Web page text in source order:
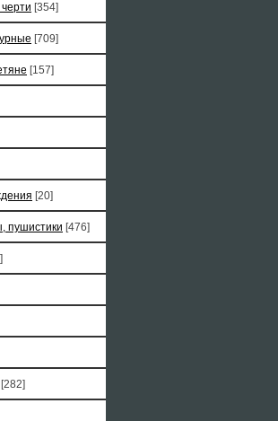
[354]
[709]
[157]
[20]
пушистики [476]
[282]